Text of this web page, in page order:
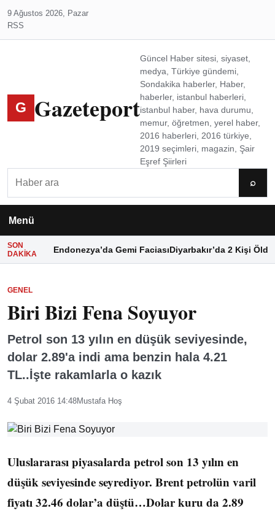
9 Ağustos 2026, Pazar
RSS
G Gazeteport
Güncel Haber sitesi, siyaset,
medya, Türkiye gündemi,
Sondakika haberler, Haber,
haberler, istanbul haberleri,
istanbul haber, hava durumu,
memur, öğretmen, yerel haber,
2016 haberleri, 2016 türkiye,
2019 seçimleri, magazin, Şair
Eşref Şiirleri
⌕
Menü
SON
DAKIKA
Endonezya’da Gemi FaciasıDiyarbakır’da 2 Kişi Öldü
GENEL
Biri Bizi Fena Soyuyor
Petrol son 13 yılın en düşük seviyesinde,
dolar 2.89'a indi ama benzin hala 4.21
TL..İşte rakamlarla o kazık
4 Şubat 2016 14:48Mustafa Hoş
Uluslararası piyasalarda petrol son 13 yılın en
düşük seviyesinde seyrediyor. Brent petrolün varil
fiyatı 32.46 dolar’a düştü…Dolar kuru da 2.89